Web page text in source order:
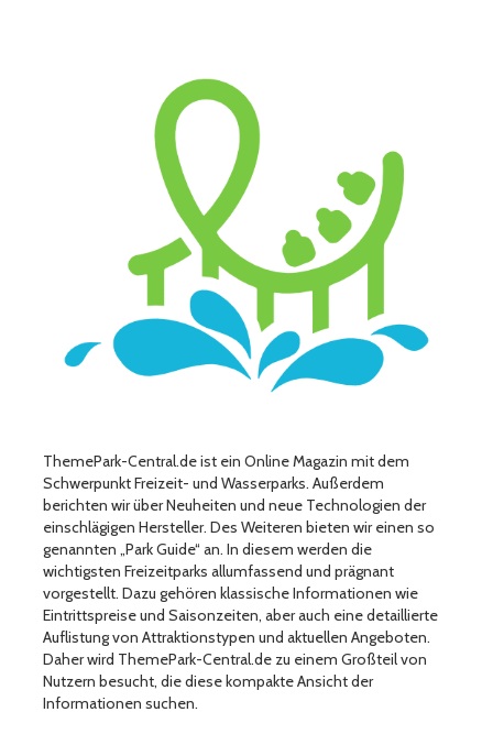
ThemePark-Central.de ist ein Online Magazin mit dem
Schwerpunkt Freizeit- und Wasserparks. Außerdem
berichten wir über Neuheiten und neue Technologien der
einschlägigen Hersteller. Des Weiteren bieten wir einen so
genannten „Park Guide“ an. In diesem werden die
wichtigsten Freizeitparks allumfassend und prägnant
vorgestellt. Dazu gehören klassische Informationen wie
Eintrittspreise und Saisonzeiten, aber auch eine detaillierte
Auflistung von Attraktionstypen und aktuellen Angeboten.
Daher wird ThemePark-Central.de zu einem Großteil von
Nutzern besucht, die diese kompakte Ansicht der
Informationen suchen.